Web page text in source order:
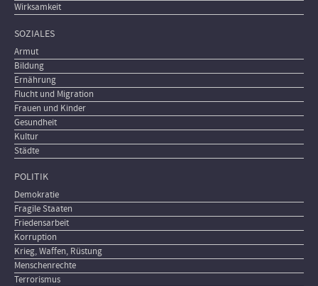
Wirksamkeit
SOZIALES
Armut
Bildung
Ernährung
Flucht und Migration
Frauen und Kinder
Gesundheit
Kultur
Städte
POLITIK
Demokratie
Fragile Staaten
Friedensarbeit
Korruption
Krieg, Waffen, Rüstung
Menschenrechte
Terrorismus